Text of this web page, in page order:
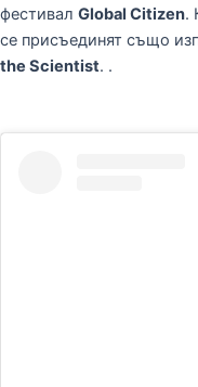
фестивал Global Citizen.
се присъединят също
the Scientist. .